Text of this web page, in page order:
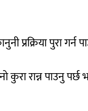
पुरा गर्न
रान्न पाउनु पर्छ